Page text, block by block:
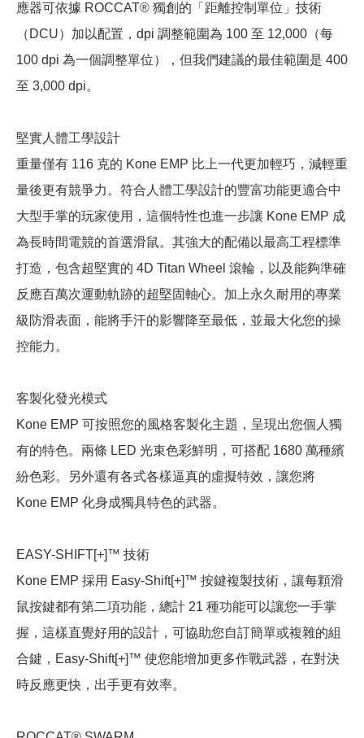
應器可依據 ROCCAT® 獨創的「距離控制單位」技術
（DCU）加以配置，dpi 調整範圍為 100 至 12,000（每
100 dpi 為一個調整單位），但我們建議的最佳範圍是 400
至 3,000 dpi。
堅實人體工學設計
重量僅有 116 克的 Kone EMP 比上一代更加輕巧，減輕重
量後更有競爭力。符合人體工學設計的豐富功能更適合中
大型手掌的玩家使用，這個特性也進一步讓 Kone EMP 成
為長時間電競的首選滑鼠。其強大的配備以最高工程標準
打造，包含超堅實的 4D Titan Wheel 滾輪，以及能夠準確
反應百萬次運動軌跡的超堅固軸心。加上永久耐用的專業
級防滑表面，能將手汗的影響降至最低，並最大化您的操
控能力。
客製化發光模式
Kone EMP 可按照您的風格客製化主題，呈現出您個人獨
有的特色。兩條 LED 光束色彩鮮明，可搭配 1680 萬種繽
紛色彩。另外還有各式各樣逼真的虛擬特效，讓您將
Kone EMP 化身成獨具特色的武器。
EASY-SHIFT[+]™ 技術
Kone EMP 採用 Easy-Shift[+]™ 按鍵複製技術，讓每顆滑
鼠按鍵都有第二項功能，總計 21 種功能可以讓您一手掌
握，這樣直覺好用的設計，可協助您自訂簡單或複雜的組
合鍵，Easy-Shift[+]™ 使您能增加更多作戰武器，在對決
時反應更快，出手更有效率。